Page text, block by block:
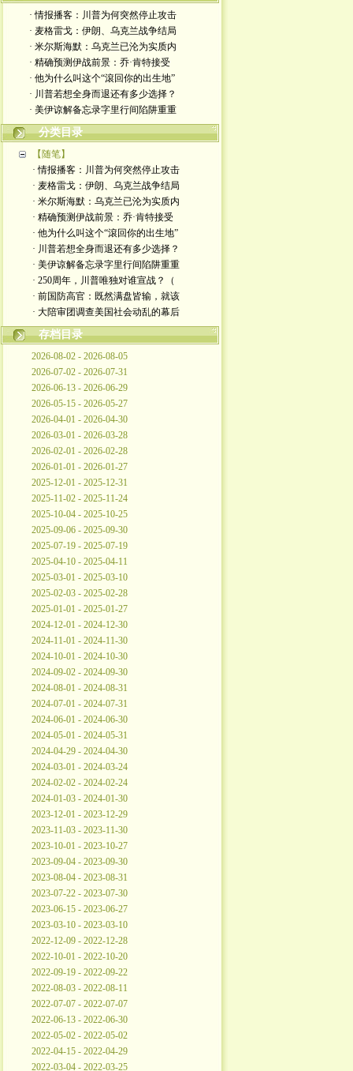
· 情报播客：川普为何突然停止攻击
· 麦格雷戈：伊朗、乌克兰战争结局
· 米尔斯海默：乌克兰已沦为实质内
· 精确预测伊战前景：乔·肯特接受
· 他为什么叫这个“滾回你的出生地”
· 川普若想全身而退还有多少选择？
· 美伊谅解备忘录字里行间陷阱重重
分类目录
【随笔】
· 情报播客：川普为何突然停止攻击
· 麦格雷戈：伊朗、乌克兰战争结局
· 米尔斯海默：乌克兰已沦为实质内
· 精确预测伊战前景：乔·肯特接受
· 他为什么叫这个“滾回你的出生地”
· 川普若想全身而退还有多少选择？
· 美伊谅解备忘录字里行间陷阱重重
· 250周年，川普唯独对谁宣战？（
· 前国防高官：既然满盘皆输，就该
· 大陪审团调查美国社会动乱的幕后
存档目录
2026-08-02 - 2026-08-05
2026-07-02 - 2026-07-31
2026-06-13 - 2026-06-29
2026-05-15 - 2026-05-27
2026-04-01 - 2026-04-30
2026-03-01 - 2026-03-28
2026-02-01 - 2026-02-28
2026-01-01 - 2026-01-27
2025-12-01 - 2025-12-31
2025-11-02 - 2025-11-24
2025-10-04 - 2025-10-25
2025-09-06 - 2025-09-30
2025-07-19 - 2025-07-19
2025-04-10 - 2025-04-11
2025-03-01 - 2025-03-10
2025-02-03 - 2025-02-28
2025-01-01 - 2025-01-27
2024-12-01 - 2024-12-30
2024-11-01 - 2024-11-30
2024-10-01 - 2024-10-30
2024-09-02 - 2024-09-30
2024-08-01 - 2024-08-31
2024-07-01 - 2024-07-31
2024-06-01 - 2024-06-30
2024-05-01 - 2024-05-31
2024-04-29 - 2024-04-30
2024-03-01 - 2024-03-24
2024-02-02 - 2024-02-24
2024-01-03 - 2024-01-30
2023-12-01 - 2023-12-29
2023-11-03 - 2023-11-30
2023-10-01 - 2023-10-27
2023-09-04 - 2023-09-30
2023-08-04 - 2023-08-31
2023-07-22 - 2023-07-30
2023-06-15 - 2023-06-27
2023-03-10 - 2023-03-10
2022-12-09 - 2022-12-28
2022-10-01 - 2022-10-20
2022-09-19 - 2022-09-22
2022-08-03 - 2022-08-11
2022-07-07 - 2022-07-07
2022-06-13 - 2022-06-30
2022-05-02 - 2022-05-02
2022-04-15 - 2022-04-29
2022-03-04 - 2022-03-25